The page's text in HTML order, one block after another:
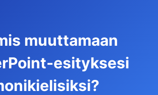
muuttamaan
esityksesi